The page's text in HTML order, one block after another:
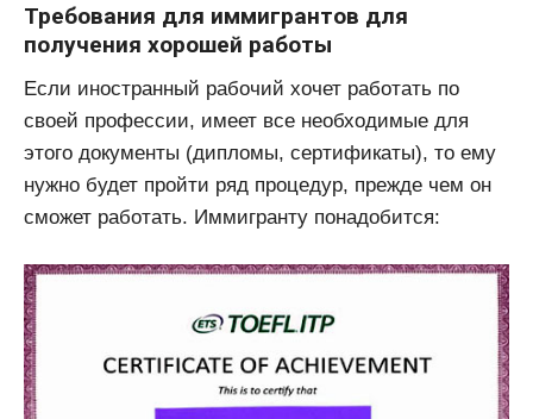
Требования для иммигрантов для
получения хорошей работы
Если иностранный рабочий хочет работать по
своей профессии, имеет все необходимые для
этого документы (дипломы, сертификаты), то ему
нужно будет пройти ряд процедур, прежде чем он
сможет работать. Иммигранту понадобится: